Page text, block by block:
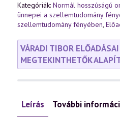
Kategóriák: Normál hosszúságú
ünnepei a szellemtudomány
szellemtudomány fényében,
VÁRADI TIBOR
MEGTEKINTHETŐK
Leírás További